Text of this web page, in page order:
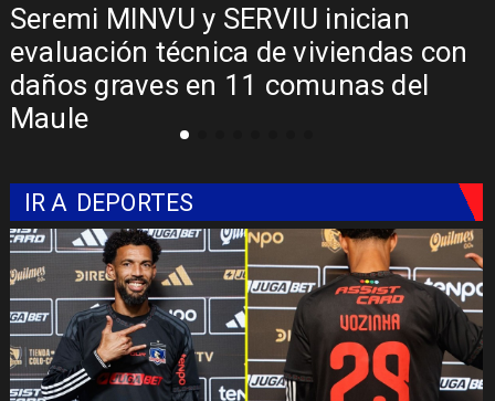
Fondo Orasmi entrega apoyo a
familia de Romeral para costear
alimentación especializada de niño
con Síndrome de Intestino Corto
IR A DEPORTES